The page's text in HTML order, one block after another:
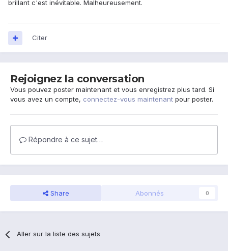
brillant c'est inévitable. Malheureusement.
Citer
Rejoignez la conversation
Vous pouvez poster maintenant et vous enregistrez plus tard. Si
vous avez un compte, connectez-vous maintenant pour poster.
Répondre à ce sujet…
Share Abonnés 0
Aller sur la liste des sujets